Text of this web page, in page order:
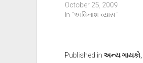
October 25, 2009
In "અવિનાશ વ્યાસ"
Published in અન્ય ગાયકો,